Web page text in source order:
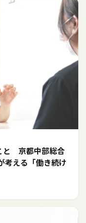
と 京都中部総合
考える「働き続け